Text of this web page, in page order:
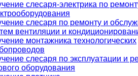
слесаря-электрика по
слесаря по ремонту и
вентиляции и
монтажника технологических
слесаря по эксплуатации и
оборудования